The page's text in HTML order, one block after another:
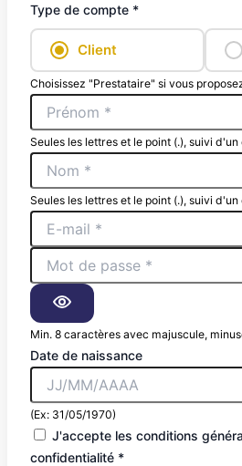
Type de compte *
Client
Choisissez "Prestataire" si vous
Seules les lettres et le point (.), suivi
Seules les lettres et le point (.), suivi
Min. 8 caractères avec majuscule,
Date de naissance
(Ex: 31/05/1970)
J'accepte les conditions
confidentialité *